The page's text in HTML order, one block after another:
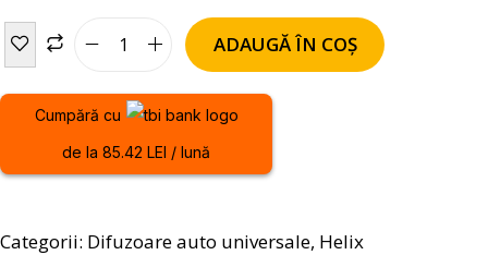
ADAUGĂ ÎN COȘ
Cumpără cu
de la 85.42 LEI / lună
Categorii: Difuzoare auto universale, Helix